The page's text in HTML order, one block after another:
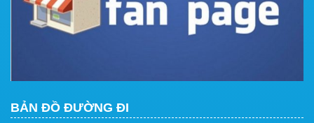
BẢN ĐỒ ĐƯỜNG ĐI